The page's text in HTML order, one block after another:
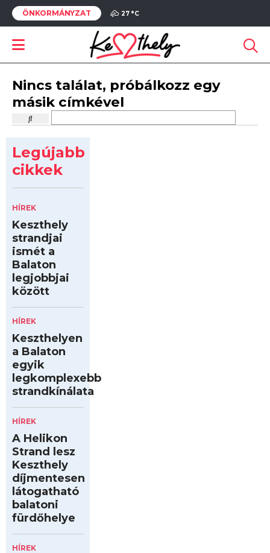
ÖNKORMÁNYZAT 27 °C
Nincs találat, próbálkozz egy
másik címkével
Legújabb
cikkek
HÍREK
Keszthely
strandjai
ismét a
Balaton
legjobbjai
között
HÍREK
Keszthelyen
a Balaton
egyik
legkomplexebb
strandkínálata
HÍREK
A Helikon
Strand lesz
Keszthely
díjmentesen
látogatható
balatoni
fürdőhelye
HÍREK